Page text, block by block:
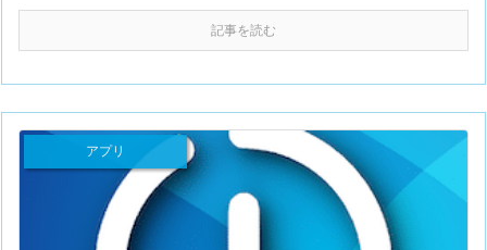
記事を読む
アプリ